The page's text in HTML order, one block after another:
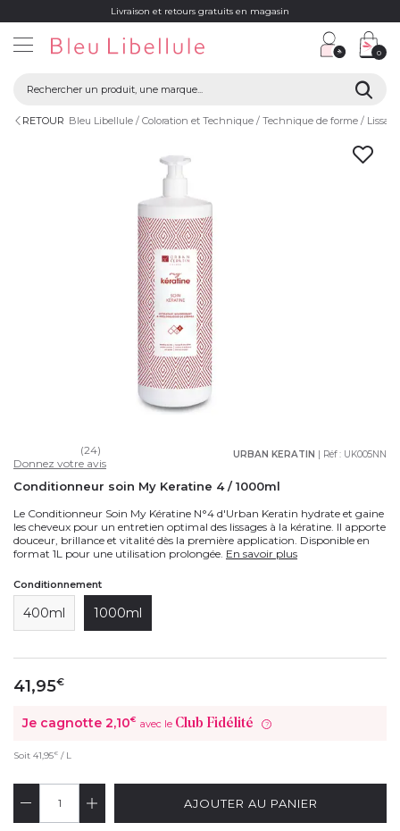
Livraison et retours gratuits en magasin
0
RETOUR Bleu Libellule Coloration et Technique Technique de forme Lissage
URBAN KERATIN | Réf : UK005NN
(24)
Donnez votre avis
Conditionneur soin My Keratine 4 / 1000ml
Le Conditionneur Soin My Kératine N°4 d'Urban Keratin hydrate et gaine
les cheveux pour un entretien optimal des lissages à la kératine. Il apporte
douceur, brillance et vitalité dès la première application. Disponible en
format 1L pour une utilisation prolongée. En savoir plus
Conditionnement
400ml 1000ml
41,95€
Je cagnotte 2,10€ avec le Club Fidélité ?
Soit 41,95€ / L
AJOUTER AU PANIER